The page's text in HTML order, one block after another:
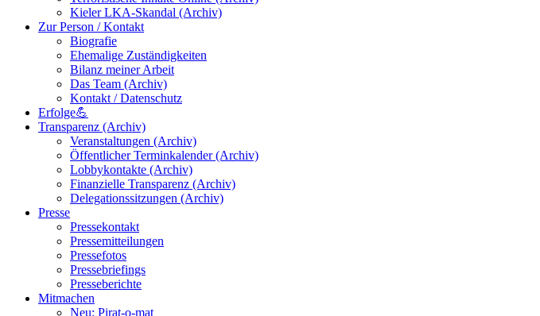
Kieler LKA-Skandal (Archiv)
Zur Person / Kontakt
Biografie
Ehemalige Zuständigkeiten
Bilanz meiner Arbeit
Das Team (Archiv)
Kontakt / Datenschutz
Erfolge💪
Transparenz (Archiv)
Veranstaltungen (Archiv)
Öffentlicher Terminkalender (Archiv)
Lobbykontakte (Archiv)
Finanzielle Transparenz (Archiv)
Delegationssitzungen (Archiv)
Presse
Pressekontakt
Pressemitteilungen
Pressefotos
Pressebriefings
Presseberichte
Mitmachen
Neu: Pirat-o-mat